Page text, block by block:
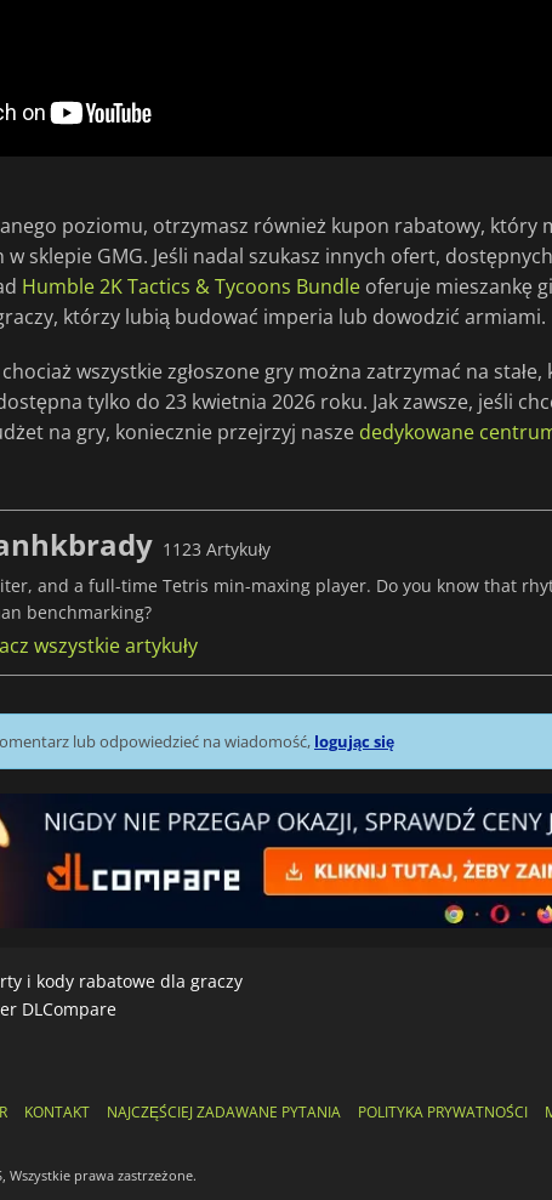
poziomu, otrzymasz również kupon rabatowy, który
w sklepie GMG. Jeśli nadal szukasz innych ofert,
Humble 2K Tactics & Tycoons Bundle oferuje mieszankę
którzy lubią budować imperia lub dowodzić armiami.
wszystkie zgłoszone gry można zatrzymać na
tylko do 23 kwietnia 2026 roku. Jak zawsze, jeśli
na gry, koniecznie przejrzyj nasze dedykowane
1123 Artykuły
and a full-time Tetris min-maxing player. Do you know that
benchmarking?
wszystkie artykuły
lub odpowiedzieć na wiadomość, logując się
i kody rabatowe dla graczy
DLCompare
KONTAKT NAJCZĘŚCIEJ ZADAWANE PYTANIA POLITYKA PRYWATNOŚCI
Wszystkie prawa zastrzeżone.